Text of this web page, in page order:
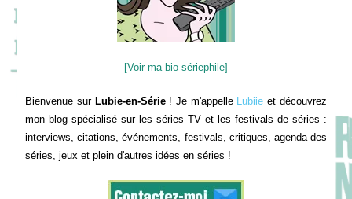
[Voir ma bio sériephile]
Bienvenue sur Lubie-en-Série! Je m'appelle Lubiie et découvrez
mon blog spécialisé sur les séries TV et les festivals de séries :
interviews, citations, événements, festivals, critiques, agenda des
séries, jeux et plein d'autres idées en séries !